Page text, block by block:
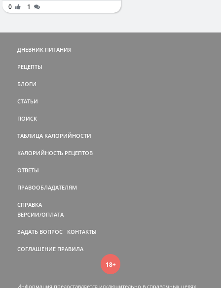
0 1
ДНЕВНИК ПИТАНИЯ
РЕЦЕПТЫ
БЛОГИ
СТАТЬИ
ПОИСК
ТАБЛИЦА КАЛОРИЙНОСТИ
КАЛОРИЙНОСТЬ РЕЦЕПТОВ
ОТВЕТЫ
ПРАВООБЛАДАТЕЛЯМ
СПРАВКА
ВЕРСИИ/ОПЛАТА
ЗАДАТЬ ВОПРОС КОНТАКТЫ
СОГЛАШЕНИЕ ПРАВИЛА
18+
Информация предоставляется исключительно в справочных целях.